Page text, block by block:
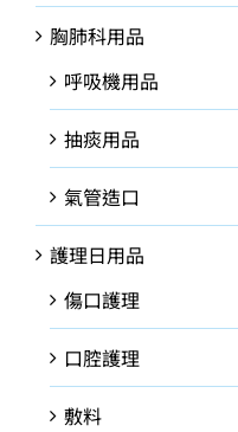
胸肺科用品
呼吸機用品
抽痰用品
氣管造口
護理日用品
傷口護理
口腔護理
敷料